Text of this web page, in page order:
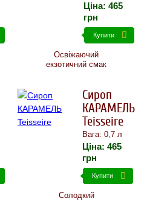
Ціна: 465
грн
Купити
Освіжаючий
екзотичний смак
Сироп
КАРАМЕЛЬ
Teisseire
Вага: 0,7 л
Ціна: 465
грн
Купити
Солодкий